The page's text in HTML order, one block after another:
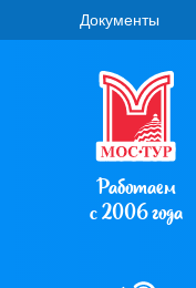
Документы
Работаем
с 2006 года